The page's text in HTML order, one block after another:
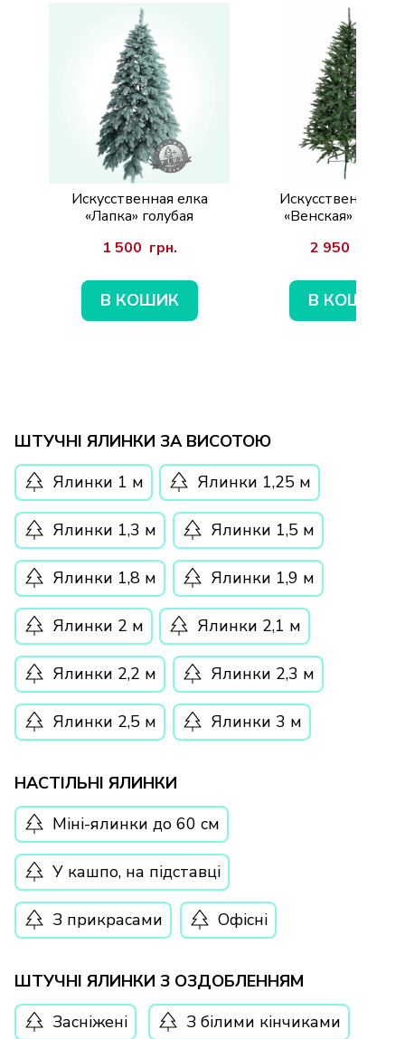
Искусственная елка
«Лапка» голубая
1 500  грн.
В КОШИК
Искусственная
«Венская»
2 950  грн.
В КОШИК
Ялинки 3 м
Ялинки 2,5 м
Ялинки 2,3 м
Ялинки 2,2 м
Ялинки 2,1 м
Ялинки 2 м
Ялинки 1,9 м
Офісні
Ялинки 1,8 м
З прикрасами
Ялинки 1,5 м
Ялинки 1,3 м
У кашпо, на підставці
З білими кінчиками
Ялинки 1,25 м
Ялинки 1 м
Міні-ялинки до 60 см
Засніжені
ШТУЧНІ ЯЛИНКИ ЗА ВИСОТОЮ
НАСТІЛЬНІ ЯЛИНКИ
ШТУЧНІ ЯЛИНКИ З ОЗДОБЛЕННЯМ